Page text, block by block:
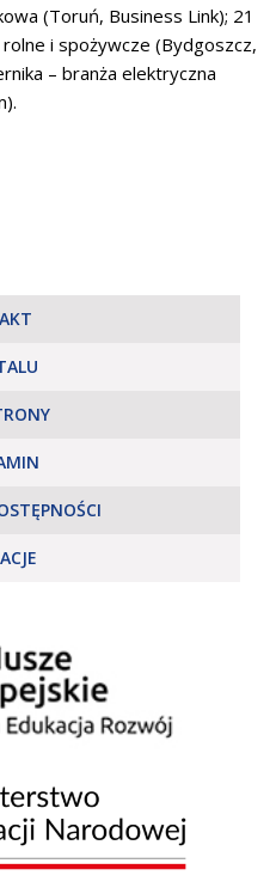
(Toruń, Business Link); 21
i spożywcze (Bydgoszcz,
– branża elektryczna